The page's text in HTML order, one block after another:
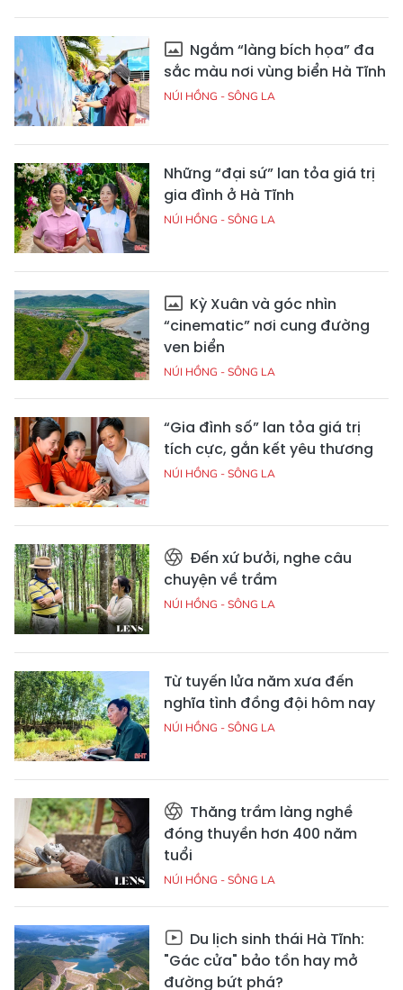
Ngắm “làng bích họa” đa
sắc màu nơi vùng biển Hà Tĩnh
NÚI HỒNG - SÔNG LA
Những “đại sứ” lan tỏa giá trị
gia đình ở Hà Tĩnh
NÚI HỒNG - SÔNG LA
Kỳ Xuân và góc nhìn
“cinematic” nơi cung đường
ven biển
NÚI HỒNG - SÔNG LA
“Gia đình số” lan tỏa giá trị
tích cực, gắn kết yêu thương
NÚI HỒNG - SÔNG LA
Đến xứ bưởi, nghe câu
chuyện về trầm
NÚI HỒNG - SÔNG LA
Từ tuyến lửa năm xưa đến
nghĩa tình đồng đội hôm nay
NÚI HỒNG - SÔNG LA
Thăng trầm làng nghề
đóng thuyền hơn 400 năm
tuổi
NÚI HỒNG - SÔNG LA
Du lịch sinh thái Hà Tĩnh:
"Gác cửa" bảo tồn hay mở
đường bứt phá?